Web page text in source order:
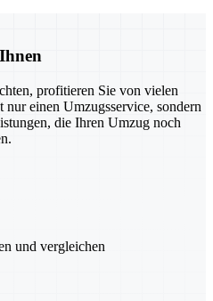
profitieren Sie von vielen
einen Umzugsservice, sondern
die Ihren Umzug noch
und vergleichen